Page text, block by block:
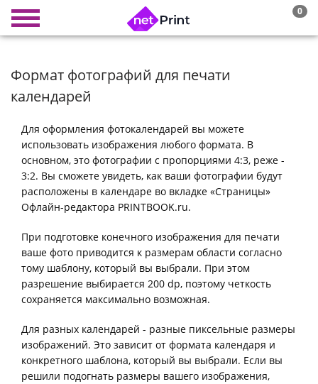
0
Формат фотографий для печати
календарей
Для оформления фотокалендарей вы можете
использовать изображения любого формата. В
основном, это фотографии с пропорциями 4:3, реже -
3:2. Вы сможете увидеть, как ваши фотографии будут
расположены в календаре во вкладке «Страницы»
Офлайн-редактора PRINTBOOK.ru.
При подготовке конечного изображения для печати
ваше фото приводится к размерам области согласно
тому шаблону, который вы выбрали. При этом
разрешение выбирается 200 dp, поэтому четкость
сохраняется максимально возможная.
Для разных календарей - разные пиксельные размеры
изображений. Это зависит от формата календаря и
конкретного шаблона, который вы выбрали. Если вы
решили подогнать размеры вашего изображения,